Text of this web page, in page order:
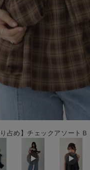
占め】チェックアソート